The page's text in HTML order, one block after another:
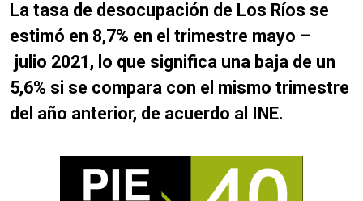
La tasa de desocupación de Los Ríos se
estimó en 8,7% en el trimestre mayo –
julio 2021, lo que significa una baja de un
5,6% si se compara con el mismo trimestre
del año anterior, de acuerdo al INE.